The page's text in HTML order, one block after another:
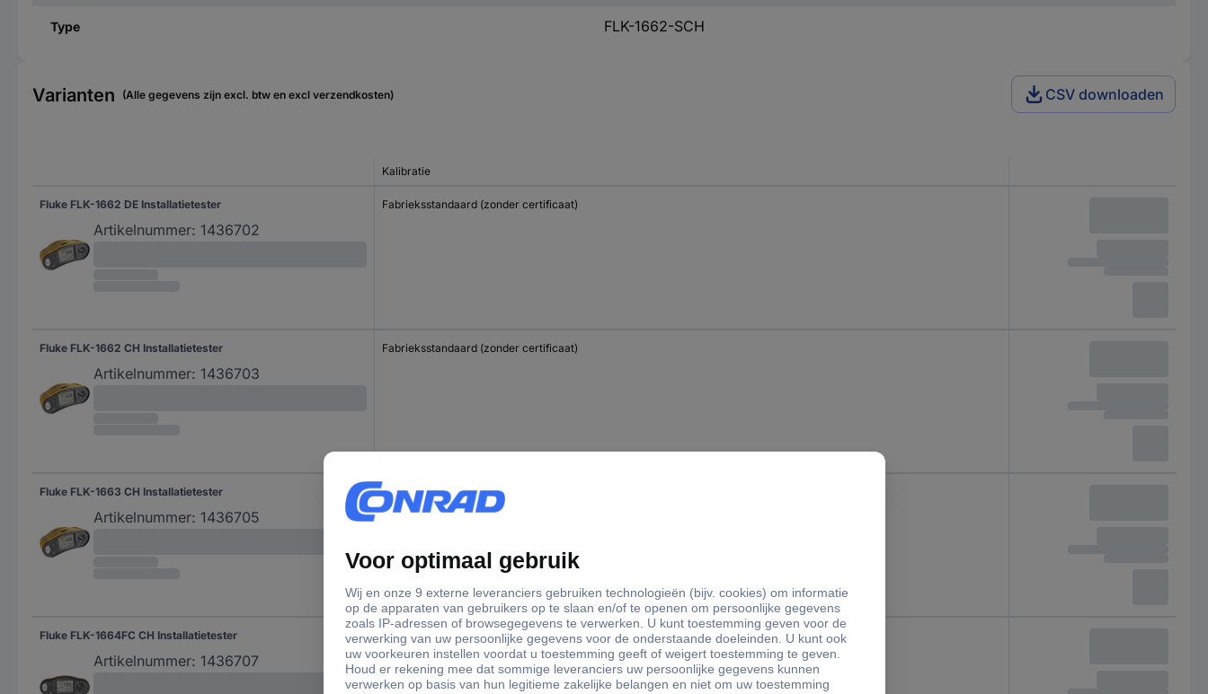
Type FLK-1662-SCH
Varianten (Alle gegevens zijn excl. btw en excl verzendkosten) CSV downloaden
Kalibratie
Fluke FLK-1662 DE Installatietester
Artikelnummer: 1436702
Fabrieksstandaard (zonder certificaat)
Fluke FLK-1662 CH Installatietester
Artikelnummer: 1436703
Fabrieksstandaard (zonder certificaat)
Fluke FLK-1663 CH Installatietester
Artikelnummer: 1436705
Fabrieksstandaard (zonder certificaat)
Fluke FLK-1664FC CH Installatietester
Artikelnummer: 1436707
Fabrieksstandaard (zonder certificaat)